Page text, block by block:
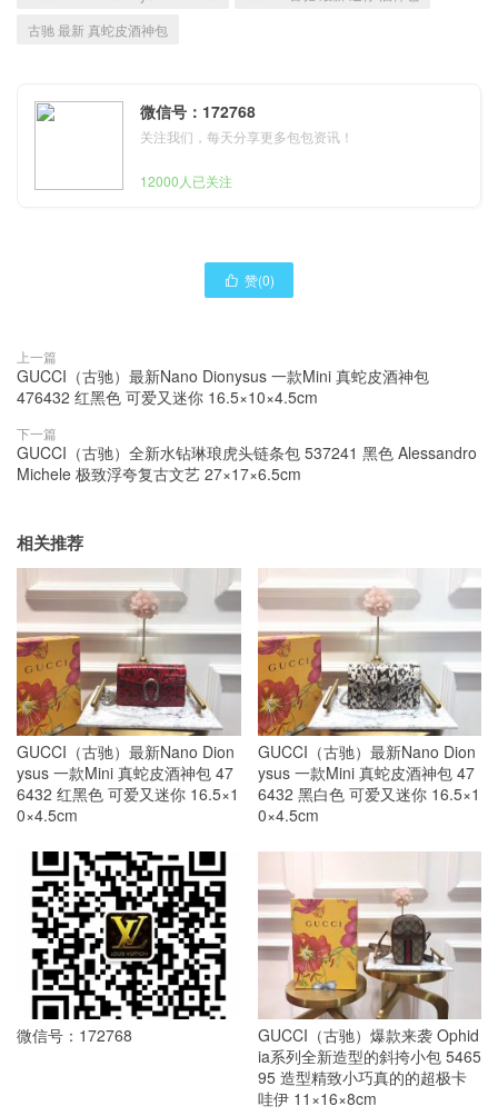
古驰 最新 真蛇皮酒神包
微信号：172768
关注我们，每天分享更多包包资讯！
12000人已关注
 赞(0)
上一篇
GUCCI（古驰）最新Nano Dionysus 一款Mini 真蛇皮酒神包
476432 红黑色 可爱又迷你 16.5×10×4.5cm
下一篇
GUCCI（古驰）全新水钻琳琅虎头链条包 537241 黑色 Alessandro
Michele 极致浮夸复古文艺 27×17×6.5cm
相关推荐
GUCCI（古驰）最新Nano Dion
ysus 一款Mini 真蛇皮酒神包 47
6432 红黑色 可爱又迷你 16.5×1
0×4.5cm
GUCCI（古驰）最新Nano Dion
ysus 一款Mini 真蛇皮酒神包 47
6432 黑白色 可爱又迷你 16.5×1
0×4.5cm
微信号：172768
GUCCI（古驰）爆款来袭 Ophid
ia系列全新造型的斜挎小包 5465
95 造型精致小巧真的的超极卡
哇伊 11×16×8cm